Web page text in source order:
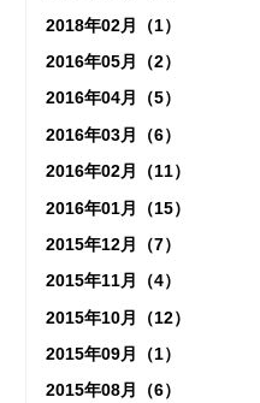
2018年02月（1）
2016年05月（2）
2016年04月（5）
2016年03月（6）
2016年02月（11）
2016年01月（15）
2015年12月（7）
2015年11月（4）
2015年10月（12）
2015年09月（1）
2015年08月（6）